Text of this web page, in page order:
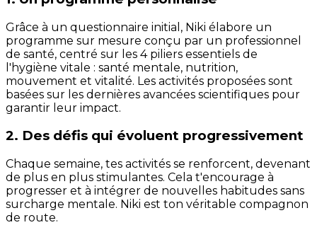
Grâce à un questionnaire initial, Niki élabore un
programme sur mesure conçu par un professionnel
de santé, centré sur les 4 piliers essentiels de
l'hygiène vitale : santé mentale, nutrition,
mouvement et vitalité. Les activités proposées sont
basées sur les dernières avancées scientifiques pour
garantir leur impact.
2. Des défis qui évoluent progressivement
Chaque semaine, tes activités se renforcent, devenant
de plus en plus stimulantes. Cela t'encourage à
progresser et à intégrer de nouvelles habitudes sans
surcharge mentale. Niki est ton véritable compagnon
de route.